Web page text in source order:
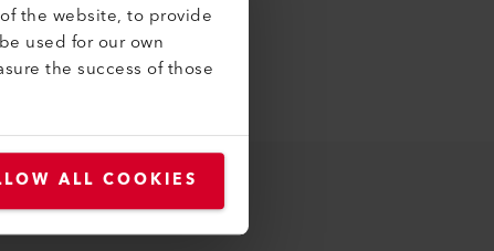
the website, to provide
used for our own
the success of those
ALL COOKIES